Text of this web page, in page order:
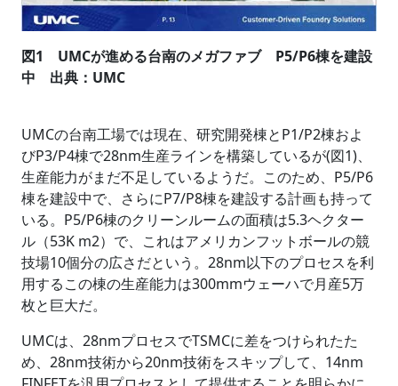
図1 UMCが進める台南のメガファブ P5/P6棟を建設
中 出典：UMC
UMCの台南工場では現在、研究開発棟とP1/P2棟およ
びP3/P4棟で28nm生産ラインを構築しているが(図1)、
生産能力がまだ不足しているようだ。このため、P5/P6
棟を建設中で、さらにP7/P8棟を建設する計画も持って
いる。P5/P6棟のクリーンルームの面積は5.3ヘクター
ル（53K m2）で、これはアメリカンフットボールの競
技場10個分の広さだという。28nm以下のプロセスを利
用するこの棟の生産能力は300mmウェーハで月産5万
枚と巨大だ。
UMCは、28nmプロセスでTSMCに差をつけられたた
め、28nm技術から20nm技術をスキップして、14nm